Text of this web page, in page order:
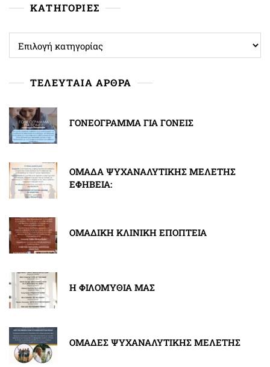
ΚΑΤΗΓΟΡΙΕΣ
ΤΕΛΕΥΤΑΙΑ ΑΡΘΡΑ
ΓΟΝΕΟΓΡΑΜΜΑ ΓΙΑ ΓΟΝΕΙΣ
ΟΜΑΔΑ ΨΥΧΑΝΑΛΥΤΙΚΗΣ ΜΕΛΕΤΗΣ
ΕΦΗΒΕΙΑ:
ΟΜΑΔΙΚΗ ΚΛΙΝΙΚΗ ΕΠΟΠΤΕΙΑ
Η ΦΙΛΟΜΥΘΙΑ ΜΑΣ
ΟΜΑΔΕΣ ΨΥΧΑΝΑΛΥΤΙΚΗΣ ΜΕΛΕΤΗΣ